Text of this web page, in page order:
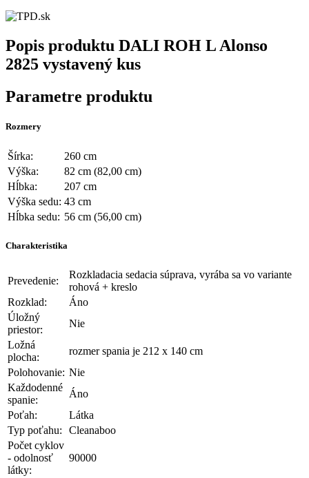
Popis produktu DALI ROH L Alonso
2825 vystavený kus
Parametre produktu
Rozmery
Šírka:
260 cm
Výška:
82 cm (82,00 cm)
Hĺbka:
207 cm
Výška sedu: 43 cm
Hĺbka sedu: 56 cm (56,00 cm)
Charakteristika
Prevedenie:
Rozkladacia sedacia súprava, vyrába sa vo variante
rohová + kreslo
Rozklad:
Áno
Úložný
priestor:
Nie
Ložná
plocha:
rozmer spania je 212 x 140 cm
Polohovanie: Nie
Každodenné
spanie:
Áno
Poťah:
Látka
Typ poťahu:
Cleanaboo
Počet cyklov
- odolnosť
látky:
90000